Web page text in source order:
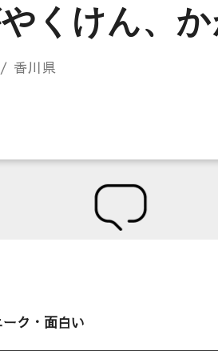
くけん、か
/ 香川県
ク・面白い